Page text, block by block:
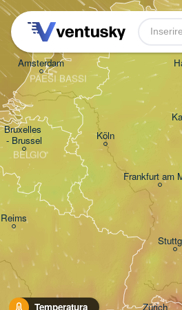
Temperatura
Köln
Bruxelles
- Brussel
Amsterdam
Frankfurt am
Bremen
Reims
PAESI BASSI
BELGIO
Zürich